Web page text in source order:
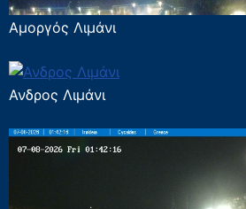
Αμοργός Λιμάνι
Ανδρος Λιμάνι